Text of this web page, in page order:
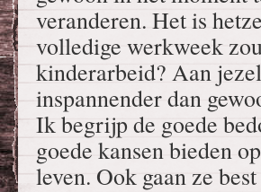
veranderen. Het is
volledige werkweek
kinderarbeid? Aan
inspannender dan
Ik begrijp de goede
goede kansen bieden
leven. Ook gaan ze